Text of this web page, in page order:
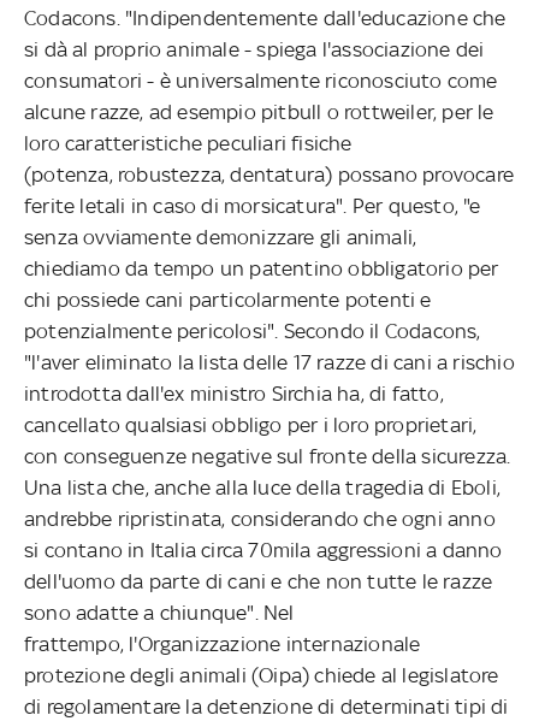
Codacons. "Indipendentemente dall'educazione che
si dà al proprio animale - spiega l'associazione dei
consumatori - è universalmente riconosciuto come
alcune razze, ad esempio pitbull o rottweiler, per le
loro caratteristiche peculiari fisiche
(potenza, robustezza, dentatura) possano provocare
ferite letali in caso di morsicatura". Per questo, "e
senza ovviamente demonizzare gli animali,
chiediamo da tempo un patentino obbligatorio per
chi possiede cani particolarmente potenti e
potenzialmente pericolosi". Secondo il Codacons,
"l'aver eliminato la lista delle 17 razze di cani a rischio
introdotta dall'ex ministro Sirchia ha, di fatto,
cancellato qualsiasi obbligo per i loro proprietari,
con conseguenze negative sul fronte della sicurezza.
Una lista che, anche alla luce della tragedia di Eboli,
andrebbe ripristinata, considerando che ogni anno
si contano in Italia circa 70mila aggressioni a danno
dell'uomo da parte di cani e che non tutte le razze
sono adatte a chiunque". Nel
frattempo, l'Organizzazione internazionale
protezione degli animali (Oipa) chiede al legislatore
di regolamentare la detenzione di determinati tipi di